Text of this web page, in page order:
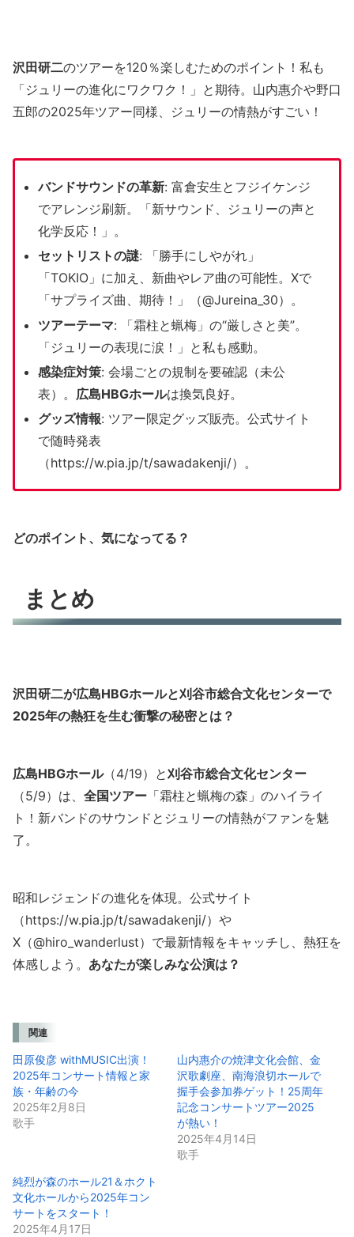
沢田研二のツアーを120％楽しむためのポイント！私も
「ジュリーの進化にワクワク！」と期待。山内惠介や野口
五郎の2025年ツアー同様、ジュリーの情熱がすごい！
バンドサウンドの革新: 富倉安生とフジイケンジ
でアレンジ刷新。「新サウンド、ジュリーの声と
化学反応！」。
セットリストの謎: 「勝手にしやがれ」
「TOKIO」に加え、新曲やレア曲の可能性。Xで
「サプライズ曲、期待！」（@Jureina_30）。
ツアーテーマ: 「霜柱と蝋梅」の“厳しさと美”。
「ジュリーの表現に涙！」と私も感動。
感染症対策: 会場ごとの規制を要確認（未公
表）。 広島HBGホールは換気良好。
グッズ情報: ツアー限定グッズ販売。公式サイト
で随時発表
（https://w.pia.jp/t/sawadakenji/）。
どのポイント、気になってる？
まとめ
沢田研二が広島HBGホールと刈谷市総合文化センターで
2025年の熱狂を生む衝撃の秘密とは？
広島HBGホール（4/19）と刈谷市総合文化センター
（5/9）は、 全国ツアー 「霜柱と蝋梅の森」のハイライ
ト！新バンドのサウンドとジュリーの情熱がファンを魅
了。
昭和レジェンドの進化を体現。公式サイト
（https://w.pia.jp/t/sawadakenji/）や
X（@hiro_wanderlust）で最新情報をキャッチし、熱狂を
体感しよう。 あなたが楽しみな公演は？
関連
田原俊彦 withMUSIC出演！
2025年コンサート情報と家
族・年齢の今
2025年2月8日
歌手
山内惠介の焼津文化会館、金
沢歌劇座、南海浪切ホールで
握手会参加券ゲット！25周年
記念コンサートツアー2025
が熱い！
2025年4月14日
歌手
純烈が森のホール21＆ホクト
文化ホールから2025年コン
サートをスタート！
2025年4月17日